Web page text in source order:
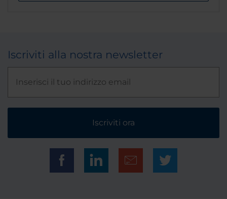
Iscriviti alla nostra newsletter
Iscriviti ora